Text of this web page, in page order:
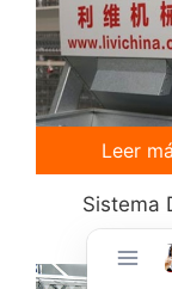
Sistema
Leer